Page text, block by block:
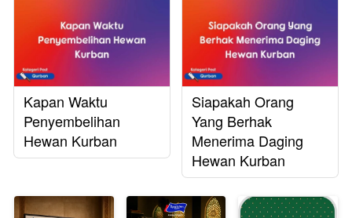
Kapan Waktu
Penyembelihan
Hewan Kurban
Siapakah Orang
Yang Berhak
Menerima Daging
Hewan Kurban